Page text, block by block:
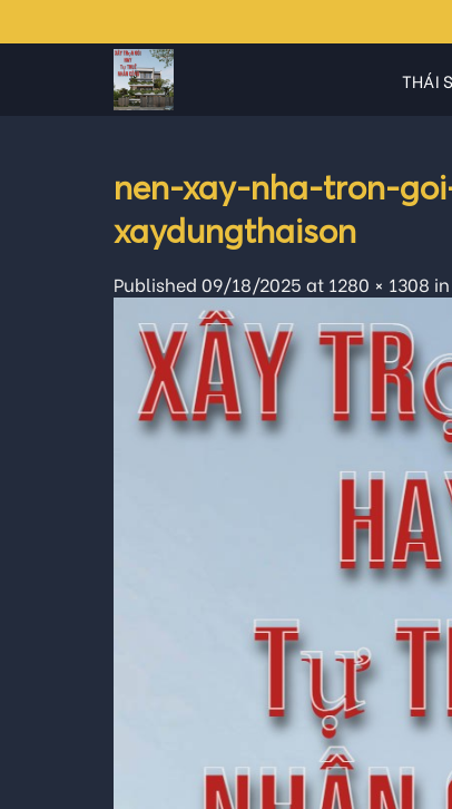
to
THÁI
nen-xay-nha-tron-
xaydungthaison
Published 09/18/2025 at 1280 × 1308 in